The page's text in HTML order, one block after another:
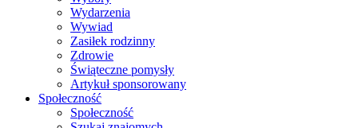
Wydarzenia
Wywiad
Zasiłek rodzinny
Zdrowie
Świąteczne pomysły
Artykuł sponsorowany
Społeczność
Społeczność